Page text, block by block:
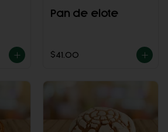
Pan de elote
$41.00